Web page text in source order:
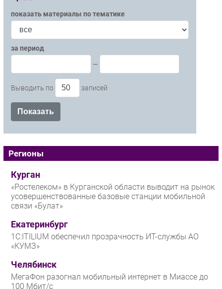
показать материалы по тематике
за период
—
Выводить по записей
Регионы
Курган
«Ростелеком» в Курганской области выводит на рынок
усовершенствованные базовые станции мобильной
связи «Булат»
Екатеринбург
1С:ITILIUM обеспечил прозрачность ИТ-службы АО
«КУМЗ»
Челябинск
МегаФон разогнал мобильный интернет в Миассе до
100 Мбит/с